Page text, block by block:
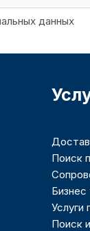
данных
Поиск
Бизнес
Услуги
Поиск